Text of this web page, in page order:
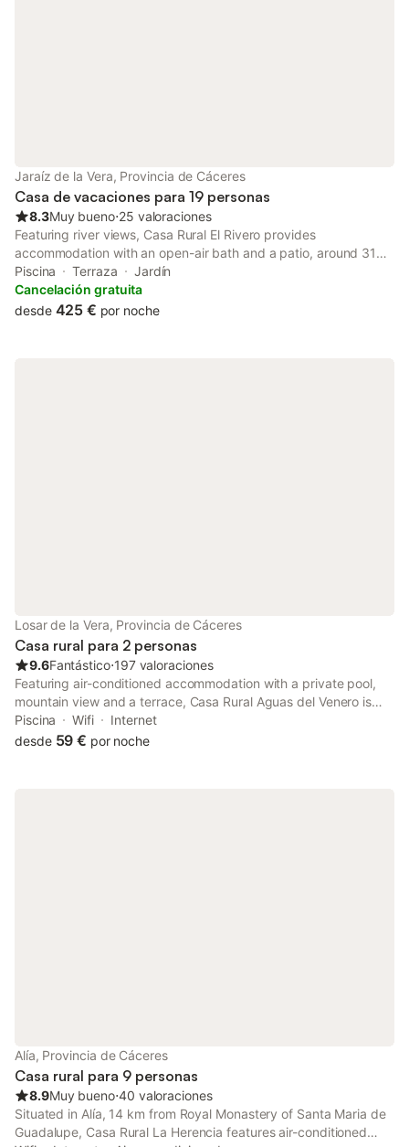
Jaraíz de la Vera, Provincia de Cáceres
Casa de vacaciones para 19 personas
8.3Muy bueno⋅25 valoraciones
Featuring river views, Casa Rural El Rivero provides
accommodation with an open-air bath and a patio, around 31
km from Parque Natural de Monfragüe. This holiday home has a
private pool, a garden and free private parking.
Piscina Terraza
Jardín
Cancelación gratuita
desde 425 € por noche
Losar de la Vera, Provincia de Cáceres
Casa rural para 2 personas
9.6Fantástico⋅197 valoraciones
Featuring air-conditioned accommodation with a private pool,
mountain view and a terrace, Casa Rural Aguas del Venero is
located in Losar de la Vera.
Piscina Wifi
Internet
desde 59 € por noche
Alía, Provincia de Cáceres
Casa rural para 9 personas
8.9Muy bueno⋅40 valoraciones
Situated in Alía, 14 km from Royal Monastery of Santa Maria de
Guadalupe, Casa Rural La Herencia features air-conditioned